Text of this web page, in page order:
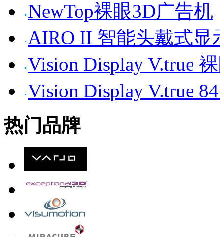
NewTop裸眼3D广告机
AIRO II 智能头戴式显
Vision Display V.true
Vision Display V.true
热门品牌